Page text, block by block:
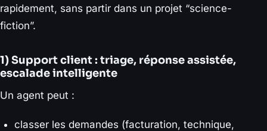
rapidement, sans partir dans un projet “science-
fiction”.
1) Support client : triage, réponse assistée,
escalade intelligente
Un agent peut :
classer les demandes (facturation, technique,